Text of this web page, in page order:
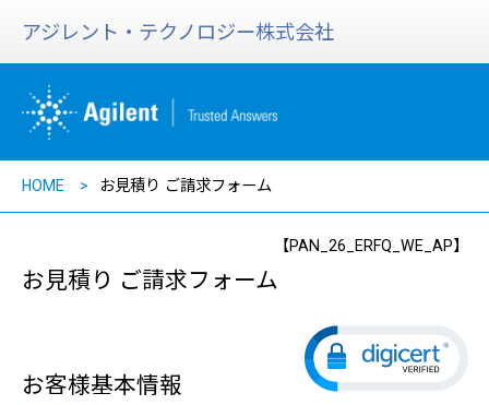
アジレント・テクノロジー株式会社
HOME お見積り ご請求フォーム
【PAN_26_ERFQ_WE_AP】
お見積り ご請求フォーム
お客様基本情報